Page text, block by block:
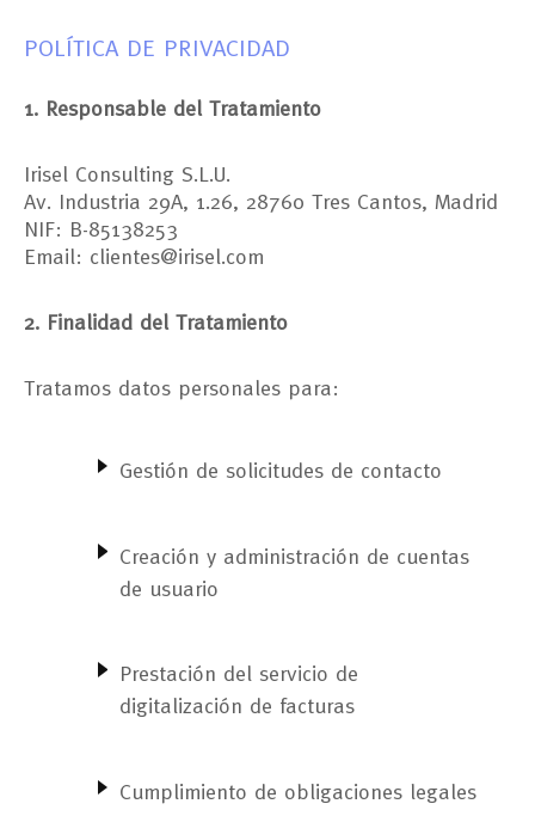
POLÍTICA DE PRIVACIDAD
1. Responsable del Tratamiento
Irisel Consulting S.L.U.
Av. Industria 29A, 1.26, 28760 Tres Cantos, Madrid
NIF: B-85138253
Email: clientes@irisel.com
2. Finalidad del Tratamiento
Tratamos datos personales para:
Gestión de solicitudes de contacto
Creación y administración de cuentas
de usuario
Prestación del servicio de
digitalización de facturas
Cumplimiento de obligaciones legales